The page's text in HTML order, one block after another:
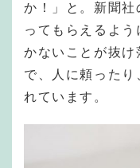
か！」と。新聞社
ってもらえるよ
かないことが抜
で、人に頼ったり
れています。